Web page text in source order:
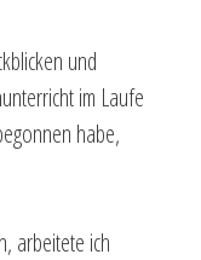
und
im Laufe
habe,
arbeitete ich